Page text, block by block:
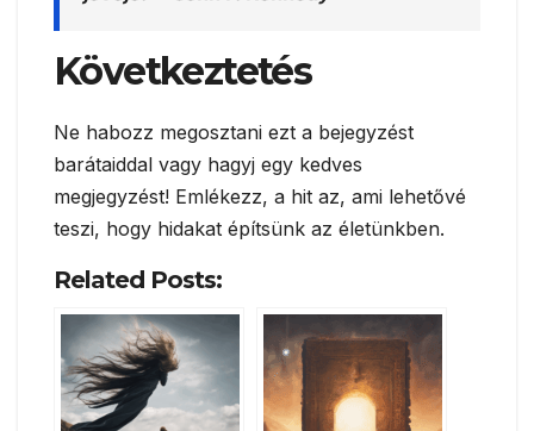
Következtetés
Ne habozz megosztani ezt a bejegyzést
barátaiddal vagy hagyj egy kedves
megjegyzést! Emlékezz, a hit az, ami lehetővé
teszi, hogy hidakat építsünk az életünkben.
Related Posts: